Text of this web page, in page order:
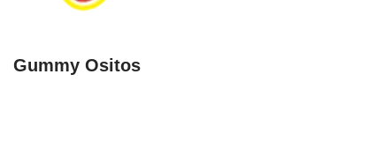
Gummy Ositos